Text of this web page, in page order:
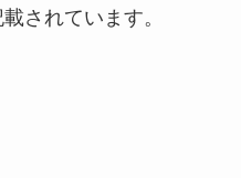
されています。